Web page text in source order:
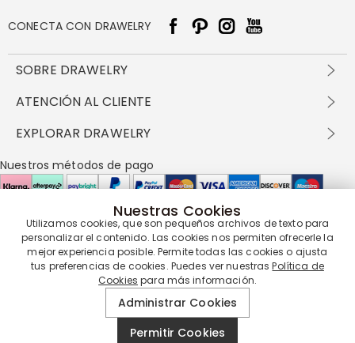
CONECTA CON DRAWELRY
SOBRE DRAWELRY
Sobre nosotros
política de privacidad
Preguntas frecuentes
ATENCIÓN AL CLIENTE
Envío y entrega
Devolución en 60 días
Cómo cuidar
EXPLORAR DRAWELRY
Drawelry Prime
Programa de Recompensas
Nuestros métodos de pago
Nuestros socios de entrega
Nuestra garantía de servicio
Nuestras Cookies
Utilizamos cookies, que son pequeños archivos de texto para
personalizar el contenido. Las cookies nos permiten ofrecerle la
mejor experiencia posible. Permite todas las cookies o ajusta
tus preferencias de cookies. Puedes ver nuestrasPolítica de
Cookies para más información.
Administrar Cookies
Permitir Cookies